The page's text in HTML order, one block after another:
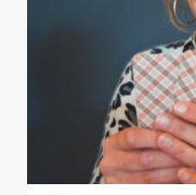
Mystička,
potenciál s
podobě pomoci